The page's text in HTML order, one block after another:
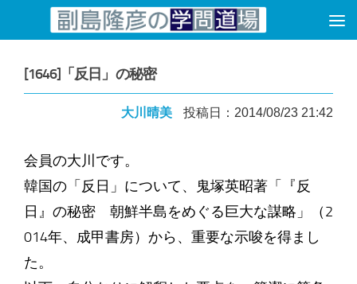
コンテンツへスキップ
[1646]「反日」の秘密
大川晴美 投稿日：2014/08/23 21:42
会員の大川です。
韓国の「反日」について、鬼塚英昭著「『反
日』の秘密 朝鮮半島をめぐる巨大な謀略」（2
014年、成甲書房）から、重要な示唆を得まし
た。